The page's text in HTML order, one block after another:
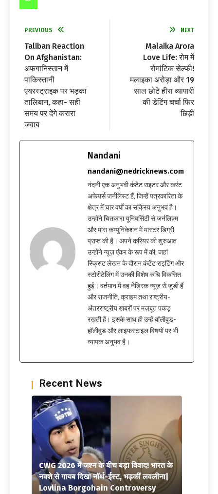
PREVIOUS
Taliban Reaction
On Afghanistan:
अफगानिस्तान में
पाकिस्तानी
एयरस्ट्राइक पर भड़का
तालिबान, कहा- सही
समय पर देंगे करारा
जवाब
NEXT
Malaika Arora
Love Life: रोम में
रोमांटिक सेल्फी!
मलाइका अरोड़ा और 19
साल छोटे हीरा व्यापारी
की डेटिंग चर्चा फिर
छिड़ी
Nandani
nandani@nedricknews.com
नंदनी एक अनुभवी कंटेंट राइटर और करंट
अफेयर्स जर्नलिस्ट हैं, जिन्हें पत्रकारिता के
क्षेत्र में चार वर्षों का सक्रिय अनुभव है।
उन्होंने चितकारा यूनिवर्सिटी से जर्नलिज़्म
और मास कम्युनिकेशन में मास्टर डिग्री
प्राप्त की है। अपने करियर की शुरुआत
उन्होंने न्यूज़ एंकर के रूप में की, जहां
स्क्रिप्ट लेखन के दौरान कंटेंट राइटिंग और
स्टोरीटेलिंग में उनकी विशेष रुचि विकसित
हुई। वर्तमान में वह नेड्रिक न्यूज़ से जुड़ी हैं
और राजनीति, क्राइम तथा राष्ट्रीय-
अंतरराष्ट्रीय खबरों पर मज़बूत पकड़
रखती हैं। इसके साथ ही उन्हें बॉलीवुड-
हॉलीवुड और लाइफस्टाइल विषयों पर भी
व्यापक अनुभव है।
Recent News
CWG 2026 में जश्न के बीच बड़ा विवाद! भारत के
नक्शे से गायब दिखा नॉर्थ-ईस्ट, भड़कीं लवलीना|
Lovlina Borgohain Controversy